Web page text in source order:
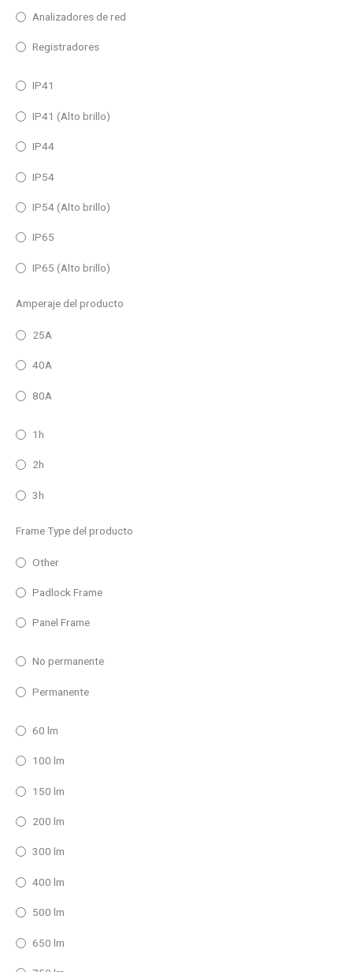
Analizadores de red
Registradores
IP41
IP41 (Alto brillo)
IP44
IP54
IP54 (Alto brillo)
IP65
IP65 (Alto brillo)
Amperaje del producto
25A
40A
80A
1h
2h
3h
Frame Type del producto
Other
Padlock Frame
Panel Frame
No permanente
Permanente
60 lm
100 lm
150 lm
200 lm
300 lm
400 lm
500 lm
650 lm